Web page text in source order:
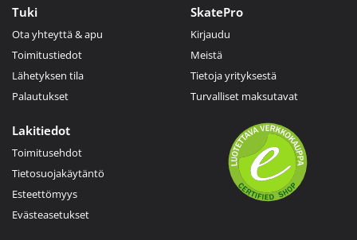
Tuki
Ota yhteyttä & apu
Toimitustiedot
Lähetyksen tila
Palautukset
SkatePro
Kirjaudu
Meistä
Tietoja yrityksestä
Turvalliset maksutavat
Lakitiedot
Toimitusehdot
Tietosuojakäytäntö
Esteettömyys
Evästeasetukset